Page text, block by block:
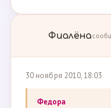
Фиалёна
30 ноября 2010, 18:03
Федора